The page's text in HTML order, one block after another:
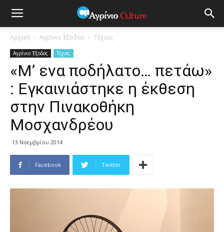
Αρχική Αγρίνιο Έξοδος Τέχνες
Αγρίνιο Έξοδος Τέχνες
«M’ ενα ποδήλατο… πετάω»
: Εγκαινιάστηκε η έκθεση
στην Πινακοθήκη
Μοσχανδρέου
13 Νοεμβρίου 2014
Facebook Twitter